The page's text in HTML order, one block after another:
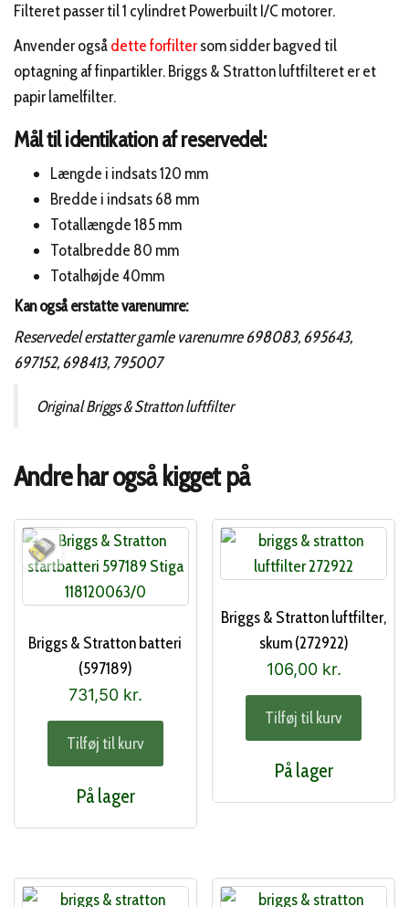
Filteret passer til 1 cylindret Powerbuilt I/C motorer.
Anvender ogsådette forfiltersom sidder bagved til
optagning af finpartikler. Briggs & Stratton luftfilteret er et
papir lamelfilter.
Mål til identikation af reservedel:
Længde i indsats 120 mm
Bredde i indsats 68 mm
Totallængde 185 mm
Totalbredde 80 mm
Totalhøjde 40mm
Kan også erstatte varenumre:
Reservedel erstatter gamle varenumre 698083, 695643,
697152, 698413, 795007
Original Briggs & Stratton luftfilter
Andre har også kigget på
Briggs & Stratton batteri
(597189)
731,50 kr.
Tilføj til kurv
På lager
Briggs & Stratton luftfilter,
skum (272922)
106,00 kr.
Tilføj til kurv
På lager